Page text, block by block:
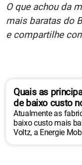
O que achou da
mais baratas do
e compartilhe
Quais as
de baixo custo
Atualmente as
baixo custo mais
Voltz, a Energie